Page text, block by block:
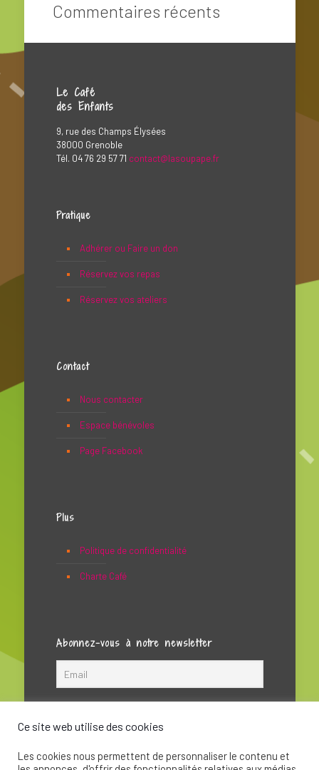
Commentaires récents
Le Café
des Enfants
9, rue des Champs Élysées
38000 Grenoble
Tél. 04 76 29 57 71 contact@lasoupape.fr
Pratique
Adhérer ou Faire un don
Réservez vos repas
Réservez vos ateliers
Contact
Nous contacter
Espace bénévoles
Page Facebook
Plus
Politique de confidentialité
Charte Café
Abonnez-vous à notre newsletter
Ce site web utilise des cookies
Les cookies nous permettent de personnaliser le contenu et